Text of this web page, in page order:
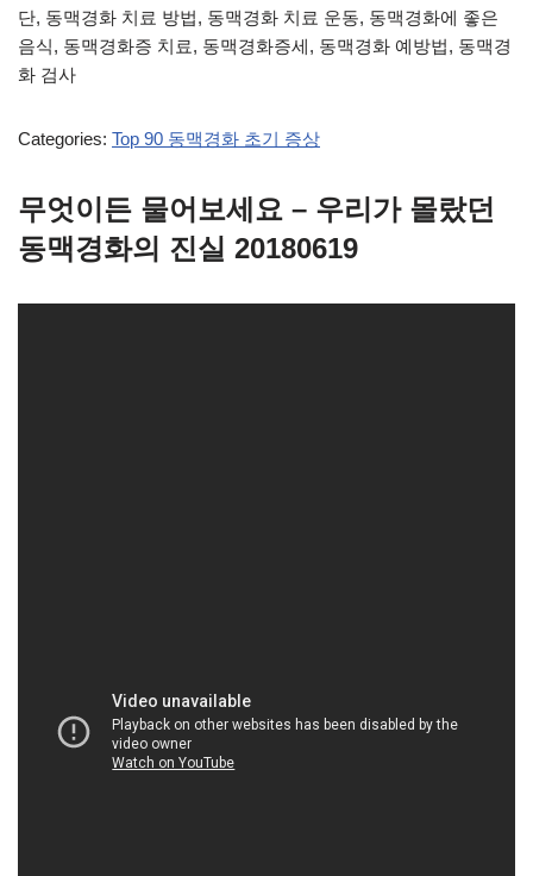
단, 동맥경화 치료 방법, 동맥경화 치료 운동, 동맥경화에 좋은
음식, 동맥경화증 치료, 동맥경화증세, 동맥경화 예방법, 동맥경
화 검사
Categories: Top 90 동맥경화 초기 증상
무엇이든 물어보세요 – 우리가 몰랐던
동맥경화의 진실 20180619